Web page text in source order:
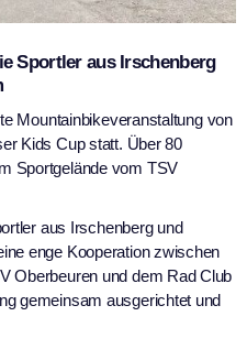
Sportler aus Irschenberg
Mountainbikeveranstaltung von
Kids Cup statt. Über 80
Sportgelände vom TSV
aus Irschenberg und
enge Kooperation zwischen
Oberbeuren und dem Rad Club
gemeinsam ausgerichtet und